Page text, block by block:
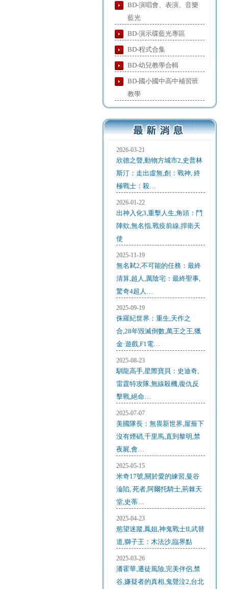
BD-演唱會、表演、音樂
藍光
BD-演示碟藍光專區
BD-程式合集
BD-幼兒教學合輯
BD-國小國中高中補習班
教學
2026-03-21
欣德之聲,動物方城市2,史普林
斯汀：走出虛無,創：戰神, 終
極戰士：殺…
2026-01-22
出神入化3,重擊人生,角頭：鬥
陣欸,無名指,戰疫前線,捍衛天
使
2025-11-19
無名弒2,不可能的任務：最終
清算,超人,厲陰宅：最終聖事,
驚奇4超人…
2025-09-19
侏羅紀世界：重生,天作之
合,28年毀滅倒數,萬王之王,獵
金·遊戲,F1電…
2025-08-23
馴龍高手,星際寶貝：史迪奇,
雷霆特攻隊,無線殺機,復仇反
擊戰,絕命…
2025-07-07
美國隊長：無畏新世界,屋簷下
沒有煙硝,千里馬,直到黎明,禁
夜屍,會…
2025-05-15
米奇17號,關於愛的練習,曼谷
淪陷, 死者,阿爾托騎士,荊棘天
堂,史蒂…
2025-04-23
慾望迷蹤,鳳姐,神鬼戰士II,武替
道,獅子王：木法沙,臨界點
2025-03-26
潘霍華,遷徒風險,完美伴侶,禁
谷,嫌疑者的真相,鬼聲泣2,台北